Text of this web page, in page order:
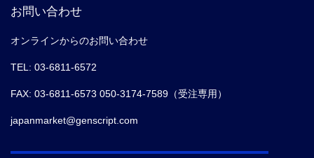
お問い合わせ
オンラインからのお問い合わせ
TEL: 03-6811-6572
FAX: 03-6811-6573 050-3174-7589（受注専用）
japanmarket@genscript.com